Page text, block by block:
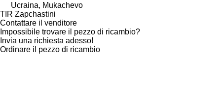
Ucraina, Mukachevo
TIR Zapchastini
Contattare il venditore
Impossibile trovare il pezzo di ricambio?
Invia una richiesta adesso!
Ordinare il pezzo di ricambio